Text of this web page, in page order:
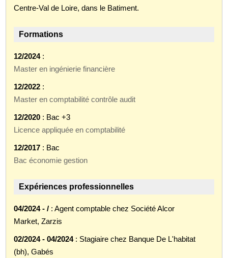
Centre-Val de Loire, dans le Batiment.
Formations
12/2024:
Master en ingénierie financière
12/2022 :
Master en comptabilité contrôle audit
12/2020 : Bac +3
Licence appliquée en comptabilité
12/2017 : Bac
Bac économie gestion
Expériences professionnelles
04/2024 - / : Agent comptable chez Société Alcor
Market, Zarzis
02/2024 - 04/2024: Stagiaire chez Banque De L'habitat
(bh), Gabés